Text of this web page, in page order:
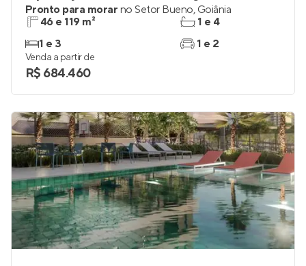
Pronto para morar no Setor Bueno, Goiânia
46 e 119 m²
1 e 3
1 e 4
1 e 2
Venda a partir de
R$ 684.460